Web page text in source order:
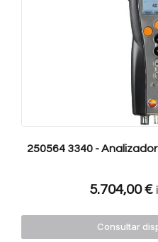
250564 3340 -
5.704,00€
Consultar